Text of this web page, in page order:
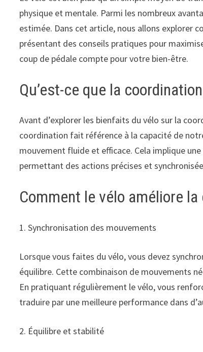
physique et mentale. Parmi les nombreux
estimée. Dans cet article, nous allons explorer
présentant des conseils pratiques pour
coup de pédale compte pour votre bien-être.
Qu’est-ce que la
Avant d’explorer les bienfaits du vélo sur la
coordination fait référence à la capacité de
mouvement fluide et efficace. Cela implique
permettant des actions précises et
Comment le vélo améliore
1. Synchronisation des mouvements
Lorsque vous faites du vélo, vous devez
équilibre. Cette combinaison de mouvements
En pratiquant régulièrement le vélo, vous
traduire par une meilleure performance dans
2. Équilibre et stabilité